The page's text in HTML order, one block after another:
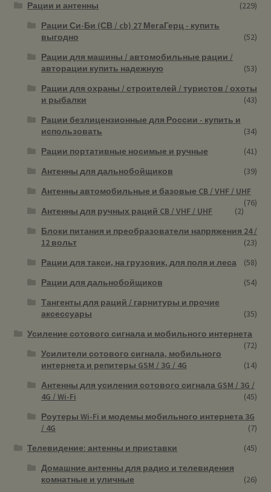
Рации и антенны
(229)
Рации Си-Би (СВ / cb) 27 МегаГерц - купить
выгодно
(52)
Рации для машины / автомобильные рации /
авторации купить надежную
(53)
Рации для охраны / строителей / туристов / охоты
и рыбалки
(43)
Рации безлицензионные для России - купить и
использовать
(34)
Рации портативные носимые и ручные
(41)
Антенны для дальнобойщиков
(39)
Антенны автомобильные и базовые CB / VHF / UHF
(76)
Антенны для ручных раций CB / VHF / UHF
(2)
Блоки питания и преобразователи напряжения 24 /
12 вольт
(23)
Рации для такси, на грузовик, для поля и леса
(58)
Рации для дальнобойщиков
(54)
Тангенты для раций / гарнитуры и прочие
аксессуары
(35)
Усиление сотового сигнала и мобильного интернета
(72)
Усилители сотового сигнала, мобильного
интернета и репитеры GSM / 3G / 4G
(14)
Антенны для усиления сотового сигнала GSM / 3G /
4G / Wi-Fi
(45)
Роутеры Wi-Fi и модемы мобильного интернета 3G
/ 4G
(7)
Телевидение: антенны и приставки
(45)
Домашние антенны для радио и телевидения
комнатные и уличные
(26)